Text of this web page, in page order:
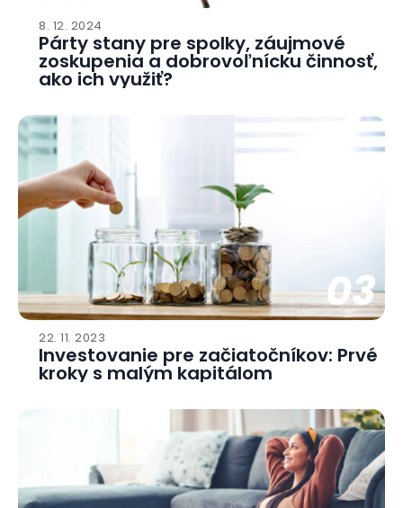
8. 12. 2024
Párty stany pre spolky, záujmové
zoskupenia a dobrovoľnícku činnosť,
ako ich využiť?
03
22. 11. 2023
Investovanie pre začiatočníkov: Prvé
kroky s malým kapitálom